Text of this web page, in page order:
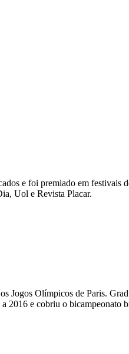
e foi premiado em festivais
Uol e Revista Placar.
Jogos Olímpicos de Paris.
e cobriu o bicampeonato